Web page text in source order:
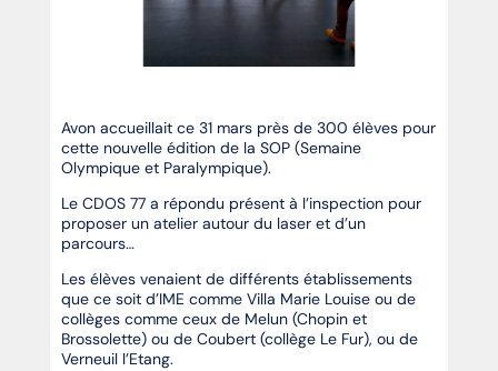
Avon accueillait ce 31 mars près de 300 élèves pour
cette nouvelle édition de la SOP (Semaine
Olympique et Paralympique).
Le CDOS 77 a répondu présent à l’inspection pour
proposer un atelier autour du laser et d’un
parcours…
Les élèves venaient de différents établissements
que ce soit d’IME comme Villa Marie Louise ou de
collèges comme ceux de Melun (Chopin et
Brossolette) ou de Coubert (collège Le Fur), ou de
Verneuil l’Etang.